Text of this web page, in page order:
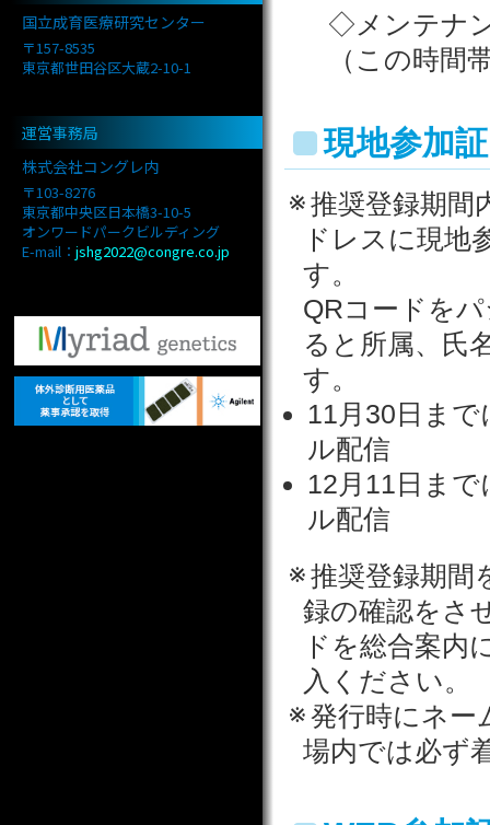
◇メンテナ
（この時間
現地参加
推奨登録期間
ドレスに現地
す。
QRコードを
ると所属、氏
す。
11月30日ま
ル配信
12月11日ま
ル配信
推奨登録期間
録の確認をさ
ドを総合案内
入ください。
発行時にネー
場内では必ず
国立成育医療研究センター
〒157-8535
東京都世田谷区大蔵2-10-1
運営事務局
株式会社コングレ内
〒103-8276
東京都中央区日本橋3-10-5
オンワードパークビルディング
E-mail： jshg2022@congre.co.jp